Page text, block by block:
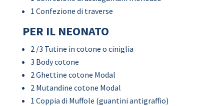
1 Confezione di traverse
PER IL NEONATO
2 /3 Tutine in cotone o ciniglia
3 Body cotone
2 Ghettine cotone Modal
2 Mutandine cotone Modal
1 Coppia di Muffole (guantini antigraffio)